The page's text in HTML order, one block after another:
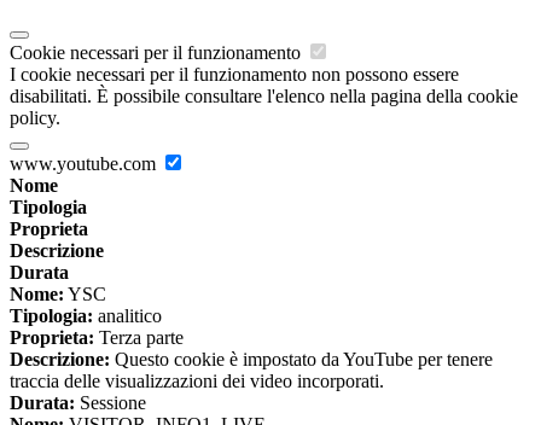
Cookie necessari per il funzionamento
I cookie necessari per il funzionamento non possono essere
disabilitati. È possibile consultare l'elenco nella pagina della cookie
policy.
www.youtube.com
Nome
Tipologia
Proprieta
Descrizione
Durata
Nome: YSC
Tipologia: analitico
Proprieta: Terza parte
Descrizione: Questo cookie è impostato da YouTube per tenere
traccia delle visualizzazioni dei video incorporati.
Durata: Sessione